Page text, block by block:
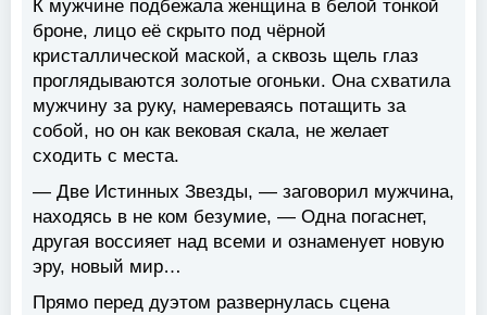
К мужчине подбежала женщина в белой тонкой
броне, лицо её скрыто под чёрной
кристаллической маской, а сквозь щель глаз
проглядываются золотые огоньки. Она схватила
мужчину за руку, намереваясь потащить за
собой, но он как вековая скала, не желает
сходить с места.
— Две Истинных Звезды, — заговорил мужчина,
находясь в не ком безумие, — Одна погаснет,
другая воссияет над всеми и ознаменует новую
эру, новый мир…
Прямо перед дуэтом развернулась сцена